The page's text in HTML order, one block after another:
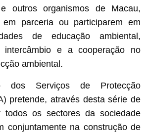
e outros organismos de Macau,
em parceria ou participarem em
de educação ambiental,
intercâmbio e a cooperação no
ambiental.
dos Serviços de Protecção
pretende, através desta série de
todos os sectores da sociedade
conjuntamente na construção de